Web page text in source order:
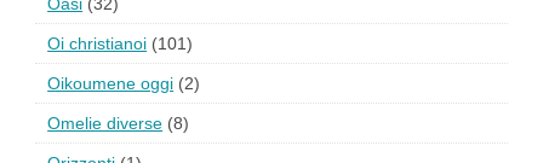
Oasi (32)
Oi christianoi (101)
Oikoumene oggi (2)
Omelie diverse (8)